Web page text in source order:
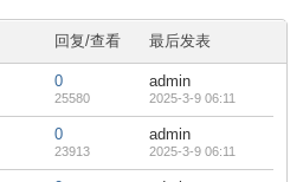
回复/查看 最后发表
0
25580
admin
2025-3-9 06:11
0
23913
admin
2025-3-9 06:11